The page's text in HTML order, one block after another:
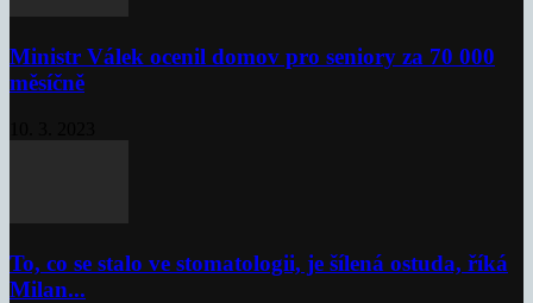
Ministr Válek ocenil domov pro seniory za 70 000
měsíčně
To, co se stalo ve stomatologii, je šílená ostuda, říká
Milan...